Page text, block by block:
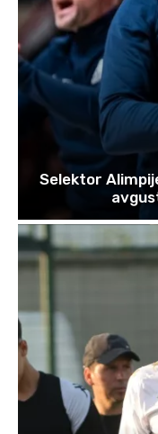
Selektor